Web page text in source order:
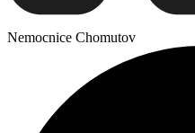
Nemocnice Chomutov